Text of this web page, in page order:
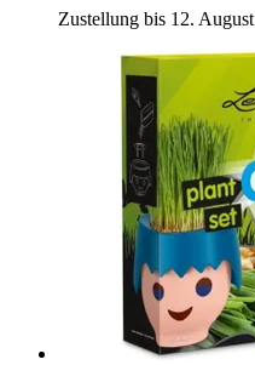
Zustellung bis 12. August